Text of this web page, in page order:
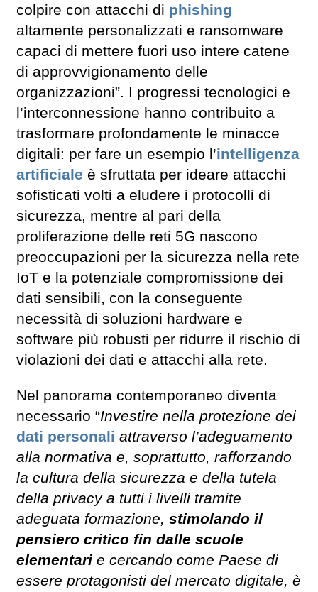
colpire con attacchi di phishing
altamente personalizzati e ransomware
capaci di mettere fuori uso intere catene
di approvvigionamento delle
organizzazioni”. I progressi tecnologici e
l’interconnessione hanno contribuito a
trasformare profondamente le minacce
digitali: per fare un esempio l’intelligenza
artificiale è sfruttata per ideare attacchi
sofisticati volti a eludere i protocolli di
sicurezza, mentre al pari della
proliferazione delle reti 5G nascono
preoccupazioni per la sicurezza nella rete
IoT e la potenziale compromissione dei
dati sensibili, con la conseguente
necessità di soluzioni hardware e
software più robusti per ridurre il rischio di
violazioni dei dati e attacchi alla rete.
Nel panorama contemporaneo diventa
necessario “Investire nella protezione dei
dati personali attraverso l’adeguamento
alla normativa e, soprattutto, rafforzando
la cultura della sicurezza e della tutela
della privacy a tutti i livelli tramite
adeguata formazione, stimolando il
pensiero critico fin dalle scuole
elementari e cercando come Paese di
essere protagonisti del mercato digitale, è